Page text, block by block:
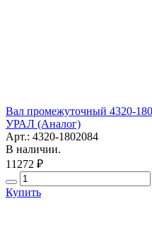
Вал промежуточный 4320-
УРАЛ (Аналог)
Арт.: 4320-1802084
В наличии.
11272 ₽
Купить